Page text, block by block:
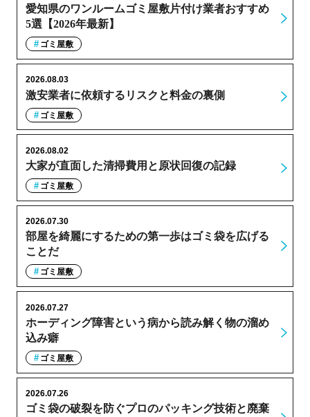
愛知県のワンルームゴミ屋敷片付け業者おすすめ
5選【2026年最新】
ゴミ屋敷
激安業者に依頼するリスクと料金の裏側
2026.08.03
ゴミ屋敷
大家が直面した清掃費用と原状回復の記録
2026.08.02
ゴミ屋敷
部屋を綺麗にするための第一歩はゴミ袋を広げる
ことだ
2026.07.30
ゴミ屋敷
ホーディング障害という病から読み解く物の溜め
込み癖
2026.07.27
ゴミ屋敷
ゴミ袋の破裂を防ぐプロのパッキング技術と廃棄
2026.07.26